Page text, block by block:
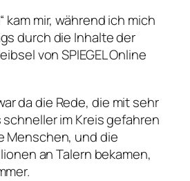
kam mir, während ich mich
durch die Inhalte der
von SPIEGEL Online
da die Rede, die mit sehr
im Kreis gefahren
Menschen, und die
an Talern bekamen,